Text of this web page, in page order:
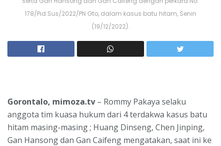
178/Pid.Sus/2022/PN Gto, dalam kasus batu hitam, Senin
(19/12/2022).
Gorontalo, mimoza.tv – Rommy Pakaya selaku
anggota tim kuasa hukum dari 4 terdakwa kasus batu
hitam masing-masing ; Huang Dinseng, Chen Jinping,
Gan Hansong dan Gan Caifeng mengatakan, saat ini ke